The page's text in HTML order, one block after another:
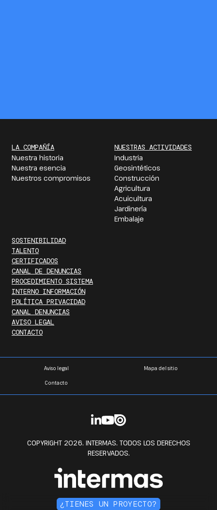
LA COMPAÑÍA
Nuestra historia
Nuestra esencia
Nuestros compromisos
NUESTRAS ACTIVIDADES
Industria
Geosintéticos
Construcción
Agricultura
Acuicultura
Jardinería
Embalaje
SOSTENIBILIDAD
TALENTO
CERTIFICADOS
CANAL DE DENUNCIAS
PROCEDIMIENTO SISTEMA
INTERNO INFORMACIÓN
POLÍTICA PRIVACIDAD
CANAL DENUNCIAS
AVISO LEGAL
CONTACTO
Aviso legal Mapa del sitio
Contacto
COPYRIGHT 2026. INTERMAS. TODOS LOS DERECHOS
RESERVADOS.
¿TIENES UN PROYECTO?